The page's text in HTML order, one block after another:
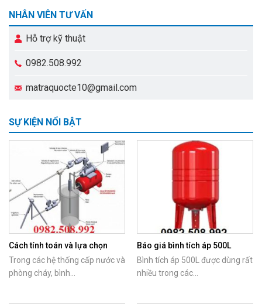
NHÂN VIÊN TƯ VẤN
Hỗ trợ kỹ thuật
0982.508.992
matraquocte10@gmail.com
SỰ KIỆN NỔI BẬT
Cách tính toán và lựa chọn
bình tích áp phù hợp với máy
Trong các hệ thống cấp nước và
phòng cháy, bình...
Báo giá bình tích áp 500L
chính hãng Italy
Bình tích áp 500L được dùng rất
nhiều trong các...